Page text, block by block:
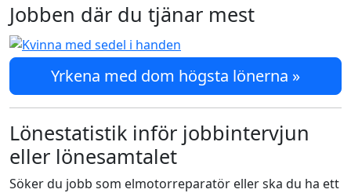
Jobben där du tjänar mest
Yrkena med dom högsta lönerna »
Lönestatistik inför jobbintervjun
eller lönesamtalet
Söker du jobb som elmotorreparatör eller ska du ha ett